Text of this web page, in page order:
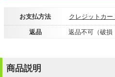
お支払方法 クレジットカー
返品
返品不可（破損
商品説明